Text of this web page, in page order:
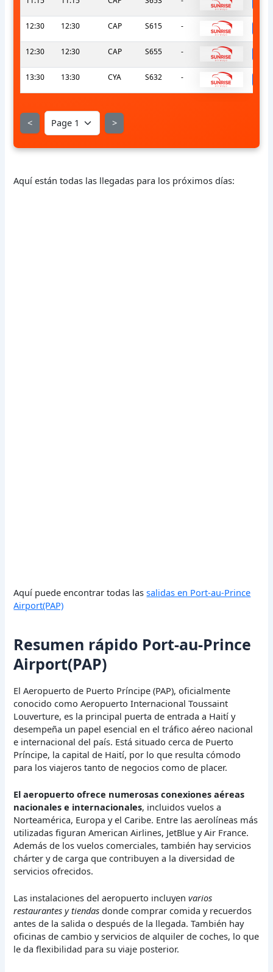
12:30 12:30 CAP S615 -
12:30 12:30 CAP S655 -
13:30 13:30 CYA S632 -
< >
Aquí están todas las llegadas para los próximos días:
Aquí puede encontrar todas lassalidas en Port-au-Prince
Airport(PAP)
Resumen rápido Port-au-Prince
Airport(PAP)
El Aeropuerto de Puerto Príncipe (PAP), oficialmente
conocido como Aeropuerto Internacional Toussaint
Louverture, es la principal puerta de entrada a Haití y
desempeña un papel esencial en el tráfico aéreo nacional
e internacional del país. Está situado cerca de Puerto
Príncipe, la capital de Haití, por lo que resulta cómodo
para los viajeros tanto de negocios como de placer.
El aeropuerto ofrece numerosas conexiones aéreas
nacionales e internacionales, incluidos vuelos a
Norteamérica, Europa y el Caribe. Entre las aerolíneas más
utilizadas figuran American Airlines, JetBlue y Air France.
Además de los vuelos comerciales, también hay servicios
chárter y de carga que contribuyen a la diversidad de
servicios ofrecidos.
Las instalaciones del aeropuerto incluyenvarios
restaurantes y tiendas donde comprar comida y recuerdos
antes de la salida o después de la llegada. También hay
oficinas de cambio y servicios de alquiler de coches, lo que
le da flexibilidad para su viaje posterior.